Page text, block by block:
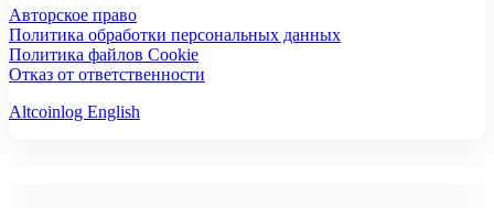
Авторское право
Политика обработки персональных данных
Политика файлов Cookie
Отказ от ответственности
Altcoinlog English